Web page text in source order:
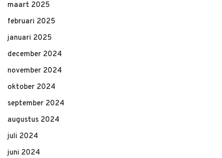
maart 2025
februari 2025
januari 2025
december 2024
november 2024
oktober 2024
september 2024
augustus 2024
juli 2024
juni 2024